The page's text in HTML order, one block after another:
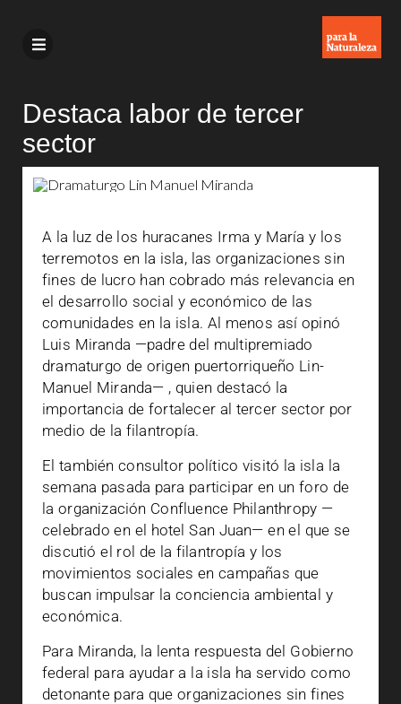
Destaca labor de tercer
sector
A la luz de los huracanes Irma y María y los
terremotos en la isla, las organizaciones sin
fines de lucro han cobrado más relevancia en
el desarrollo social y económico de las
comunidades en la isla. Al menos así opinó
Luis Miranda —padre del multipremiado
dramaturgo de origen puertorriqueño Lin-
Manuel Miranda— , quien destacó la
importancia de fortalecer al tercer sector por
medio de la filantropía.
El también consultor político visitó la isla la
semana pasada para participar en un foro de
la organización Confluence Philanthropy —
celebrado en el hotel San Juan— en el que se
discutió el rol de la filantropía y los
movimientos sociales en campañas que
buscan impulsar la conciencia ambiental y
económica.
Para Miranda, la lenta respuesta del Gobierno
federal para ayudar a la isla ha servido como
detonante para que organizaciones sin fines